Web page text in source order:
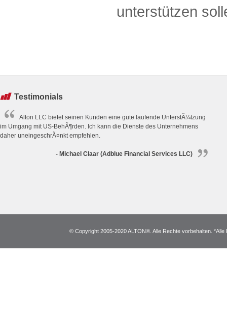
unterstützen
Testimonials
Alton LLC bietet seinen Kunden eine gute laufende UnterstÃ¼tzung
im Umgang mit US-BehÃ¶rden. Ich kann die Dienste des Unternehmens
daher uneingeschrÃ¤nkt empfehlen.
- Michael Claar (Adblue Financial Services LLC)
© Copyright 2005-2020 ALTON®. Alle Rechte vorbehalten.